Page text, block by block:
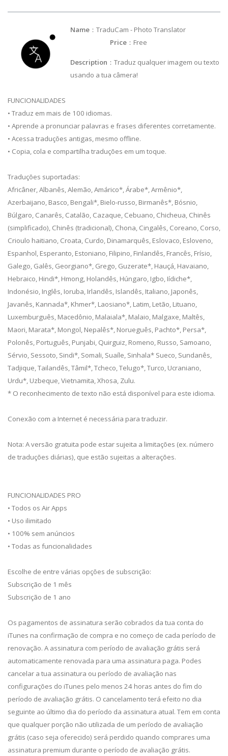
Name ：TraduCam - Photo Translator
Price ：Free
Description ：Traduz qualquer imagem ou texto
usando a tua câmera!
FUNCIONALIDADES
• Traduz em mais de 100 idiomas.
• Aprende a pronunciar palavras e frases diferentes corretamente.
• Acessa traduções antigas, mesmo offline.
• Copia, cola e compartilha traduções em um toque.
Traduções suportadas:
Africâner, Albanês, Alemão, Amárico*, Árabe*, Armênio*,
Azerbaijano, Basco, Bengali*, Bielo-russo, Birmanês*, Bósnio,
Búlgaro, Canarês, Catalão, Cazaque, Cebuano, Chicheua, Chinês
(simplificado), Chinês (tradicional), Chona, Cingalês, Coreano, Corso,
Crioulo haitiano, Croata, Curdo, Dinamarquês, Eslovaco, Esloveno,
Espanhol, Esperanto, Estoniano, Filipino, Finlandês, Francês, Frísio,
Galego, Galês, Georgiano*, Grego, Guzerate*, Hauçá, Havaiano,
Hebraico, Hindi*, Hmong, Holandês, Húngaro, Igbo, Iídiche*,
Indonésio, Inglês, Ioruba, Irlandês, Islandês, Italiano, Japonês,
Javanês, Kannada*, Khmer*, Laosiano*, Latim, Letão, Lituano,
Luxemburguês, Macedônio, Malaiala*, Malaio, Malgaxe, Maltês,
Maori, Marata*, Mongol, Nepalês*, Norueguês, Pachto*, Persa*,
Polonês, Português, Punjabi, Quirguiz, Romeno, Russo, Samoano,
Sérvio, Sessoto, Sindi*, Somali, Suaíle, Sinhala* Sueco, Sundanês,
Tadjique, Tailandês, Tâmil*, Tcheco, Telugo*, Turco, Ucraniano,
Urdu*, Uzbeque, Vietnamita, Xhosa, Zulu.
* O reconhecimento de texto não está disponível para este idioma.
Conexão com a Internet é necessária para traduzir.
Nota: A versão gratuita pode estar sujeita a limitações (ex. número
de traduções diárias), que estão sujeitas a alterações.
FUNCIONALIDADES PRO
• Todos os Air Apps
• Uso ilimitado
• 100% sem anúncios
• Todas as funcionalidades
Escolhe de entre várias opções de subscrição:
Subscrição de 1 mês
Subscrição de 1 ano
Os pagamentos de assinatura serão cobrados da tua conta do
iTunes na confirmação de compra e no começo de cada período de
renovação. A assinatura com período de avaliação grátis será
automaticamente renovada para uma assinatura paga. Podes
cancelar a tua assinatura ou período de avaliação nas
configurações do iTunes pelo menos 24 horas antes do fim do
período de avaliação grátis. O cancelamento terá efeito no dia
seguinte ao último dia do período da assinatura atual. Tem em conta
que qualquer porção não utilizada de um período de avaliação
grátis (caso seja oferecido) será perdido quando comprares uma
assinatura premium durante o período de avaliação grátis.